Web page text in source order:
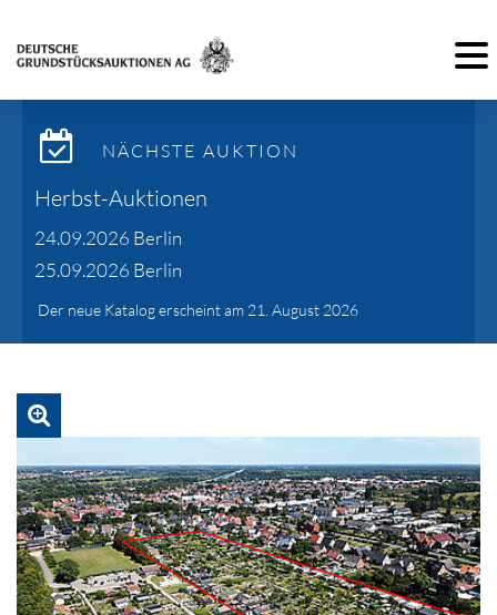
NÄCHSTE AUKTION
Herbst-Auktionen
24.09.2026 Berlin
25.09.2026 Berlin
Der neue Katalog erscheint am 21. August 2026